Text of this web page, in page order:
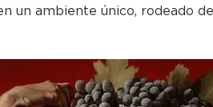
un ambiente único, rodeado